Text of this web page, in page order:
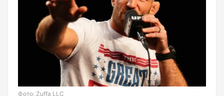
Фото: Zuffa LLC